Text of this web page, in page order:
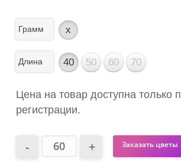
Грамм x
Длина 40 50 60 70
Цена на товар доступна только
регистрации.
Заказать цветы